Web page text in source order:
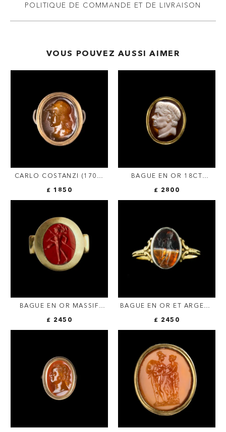
POLITIQUE DE COMMANDE ET DE LIVRAISON
VOUS POUVEZ AUSSI AIMER
CARLO COSTANZI (1705-
D'ALEXANDRE LE GRAND.
£ 1850
BAGUE EN OR 18CT
£ 2800
BAGUE EN OR MASSIF
£ 2450
BAGUE EN OR ET ARGENT
MERCURE.
£ 2450